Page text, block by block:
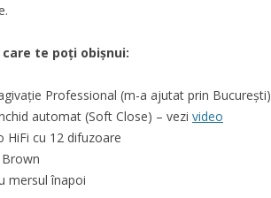
te poți obișnui:
Professional (m-a ajutat prin București)
automat (Soft Close) – vezi video
HiFi cu 12 difuzoare
mersul înapoi